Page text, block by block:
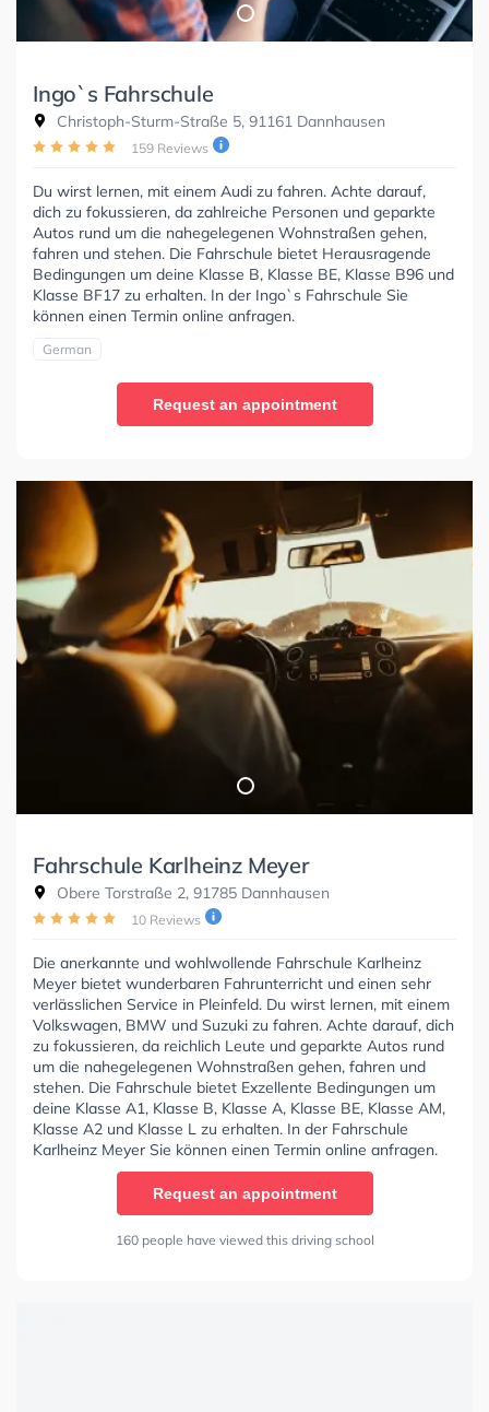
Ingo`s Fahrschule
Christoph-Sturm-Straße 5, 91161 Dannhausen
159 Reviews
Du wirst lernen, mit einem Audi zu fahren. Achte darauf,
dich zu fokussieren, da zahlreiche Personen und geparkte
Autos rund um die nahegelegenen Wohnstraßen gehen,
fahren und stehen. Die Fahrschule bietet Herausragende
Bedingungen um deine Klasse B, Klasse BE, Klasse B96 und
Klasse BF17 zu erhalten. In der Ingo`s Fahrschule Sie
können einen Termin online anfragen.
German
Request an appointment
Fahrschule Karlheinz Meyer
Obere Torstraße 2, 91785 Dannhausen
10 Reviews
Die anerkannte und wohlwollende Fahrschule Karlheinz
Meyer bietet wunderbaren Fahrunterricht und einen sehr
verlässlichen Service in Pleinfeld. Du wirst lernen, mit einem
Volkswagen, BMW und Suzuki zu fahren. Achte darauf, dich
zu fokussieren, da reichlich Leute und geparkte Autos rund
um die nahegelegenen Wohnstraßen gehen, fahren und
stehen. Die Fahrschule bietet Exzellente Bedingungen um
deine Klasse A1, Klasse B, Klasse A, Klasse BE, Klasse AM,
Klasse A2 und Klasse L zu erhalten. In der Fahrschule
Karlheinz Meyer Sie können einen Termin online anfragen.
Request an appointment
160 people have viewed this driving school